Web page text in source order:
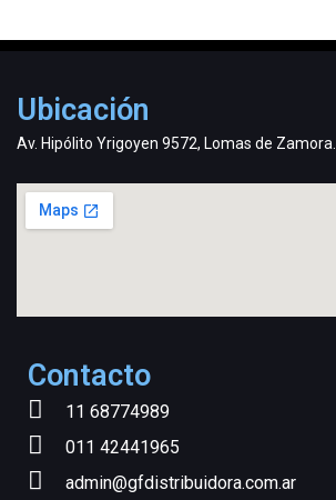
Ubicación
Av. Hipólito Yrigoyen 9572, Lomas de Zamora.
Contacto
11 68774989
011 42441965
admin@gfdistribuidora.com.ar